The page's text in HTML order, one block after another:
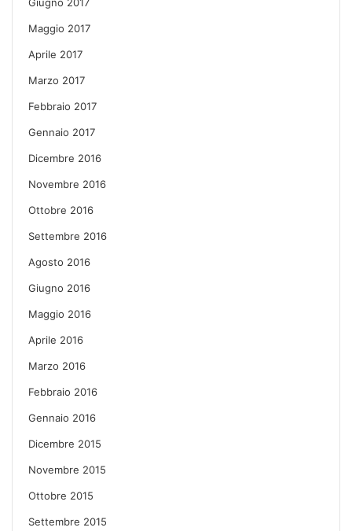
Giugno 2017
Maggio 2017
Aprile 2017
Marzo 2017
Febbraio 2017
Gennaio 2017
Dicembre 2016
Novembre 2016
Ottobre 2016
Settembre 2016
Agosto 2016
Giugno 2016
Maggio 2016
Aprile 2016
Marzo 2016
Febbraio 2016
Gennaio 2016
Dicembre 2015
Novembre 2015
Ottobre 2015
Settembre 2015